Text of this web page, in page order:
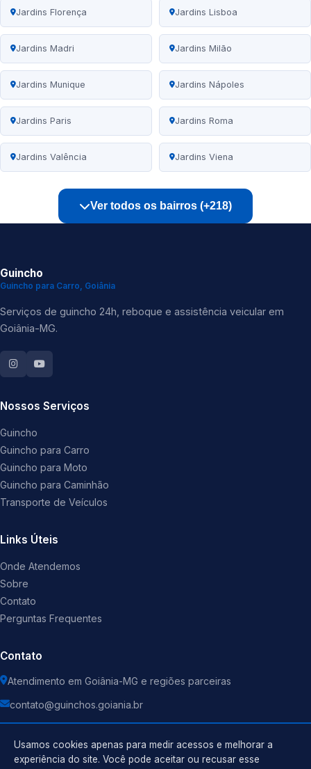
Jardins Florença Jardins Lisboa
Jardins Madri Jardins Milão
Jardins Munique Jardins Nápoles
Jardins Paris Jardins Roma
Jardins Valência Jardins Viena
Ver todos os bairros (+218)
Guincho
Guincho para Carro, Goiânia
Serviços de guincho 24h, reboque e assistência veicular em
Goiânia-MG.
Nossos Serviços
Guincho
Guincho para Carro
Guincho para Moto
Guincho para Caminhão
Transporte de Veículos
Links Úteis
Onde Atendemos
Sobre
Contato
Perguntas Frequentes
Contato
Atendimento em Goiânia-MG e regiões parceiras
contato@guinchos.goiania.br
Usamos cookies apenas para medir acessos e melhorar a
experiência do site. Você pode aceitar ou recusar esse